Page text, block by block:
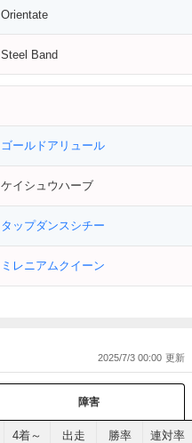
Orientate
Steel Band
ゴールドアリュール
ケイシュウハーブ
タップダンスシチー
ミレニアムクイーン
2025/7/3 00:00
障害
4着～ 出走 勝率 連対率